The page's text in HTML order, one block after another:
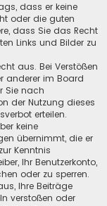
dass er keine
oder die guten
dass Sie das Recht
Links und Bilder zu
aus. Bei Verstößen
anderer im Board
Sie nach
der Nutzung dieses
erteilen.
keine
übernimmt, die er
Kenntnis
Ihr Benutzerkonto,
oder zu sperren.
Ihre Beiträge
verstoßen oder